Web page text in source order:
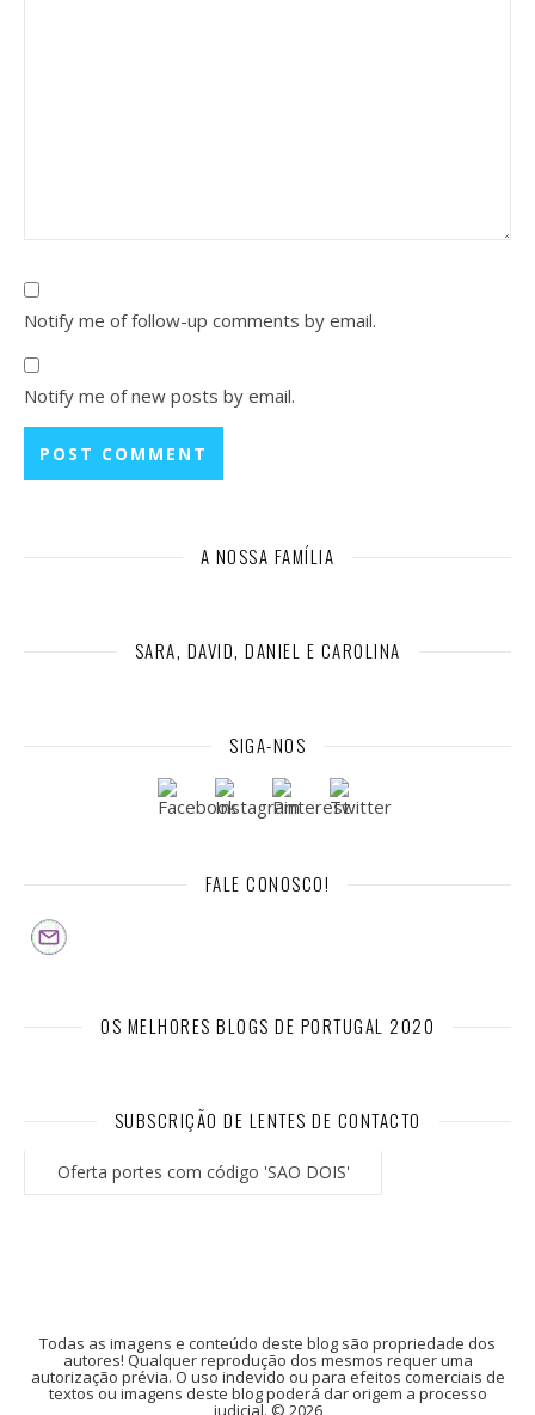
Notify me of follow-up comments by email.
Notify me of new posts by email.
A NOSSA FAMÍLIA
SARA, DAVID, DANIEL E CAROLINA
SIGA-NOS
FALE CONOSCO!
OS MELHORES BLOGS DE PORTUGAL 2020
SUBSCRIÇÃO DE LENTES DE CONTACTO
Oferta portes com código 'SAO DOIS'
Todas as imagens e conteúdo deste blog são propriedade dos
autores! Qualquer reprodução dos mesmos requer uma
autorização prévia. O uso indevido ou para efeitos comerciais de
textos ou imagens deste blog poderá dar origem a processo
judicial. © 2026